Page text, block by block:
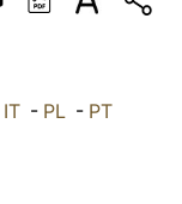
DEUTSCH
العربيّة IT- PL- PT